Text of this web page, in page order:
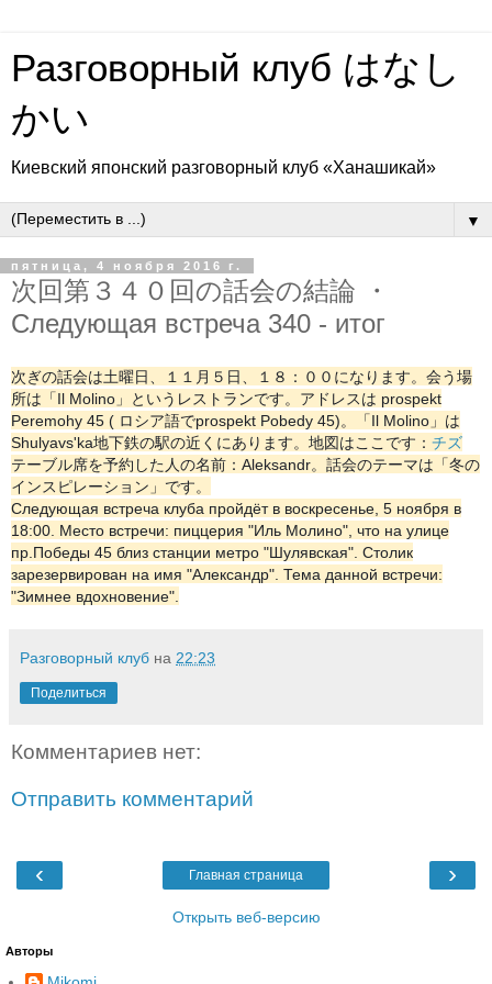
Разговорный клуб はなし
かい
Киевский японский разговорный клуб «Ханашикай»
▼
пятница, 4 ноября 2016 г.
次回第３４０回の話会の結論 ・
Следующая встреча 340 - итог
次ぎの話会は土曜日、１１月５日、１８：００になります。会う場
所は「Il Molino」というレストランです。アドレスは prospekt
Peremohy 45 ( ロシア語でprospekt Pobedy 45)。「Il Molino」は
Shulyavs'ka地下鉄の駅の近くにあります。地図はここです： チズ
テーブル席を予約した人の名前：Aleksandr。話会のテーマは「冬の
インスピレーション」です。
Следующая встреча клуба пройдёт в воскресенье, 5 ноября в
18:00. Место встречи: пиццерия "Иль Молино", что на улице
пр.Победы 45 близ станции метро "Шулявская". Столик
зарезервирован на имя "Александр". Тема данной встречи:
"Зимнее вдохновение".
Разговорный клуб на 22:23
Поделиться
Комментариев нет:
Отправить комментарий
‹ ›
Главная страница
Открыть веб-версию
Авторы